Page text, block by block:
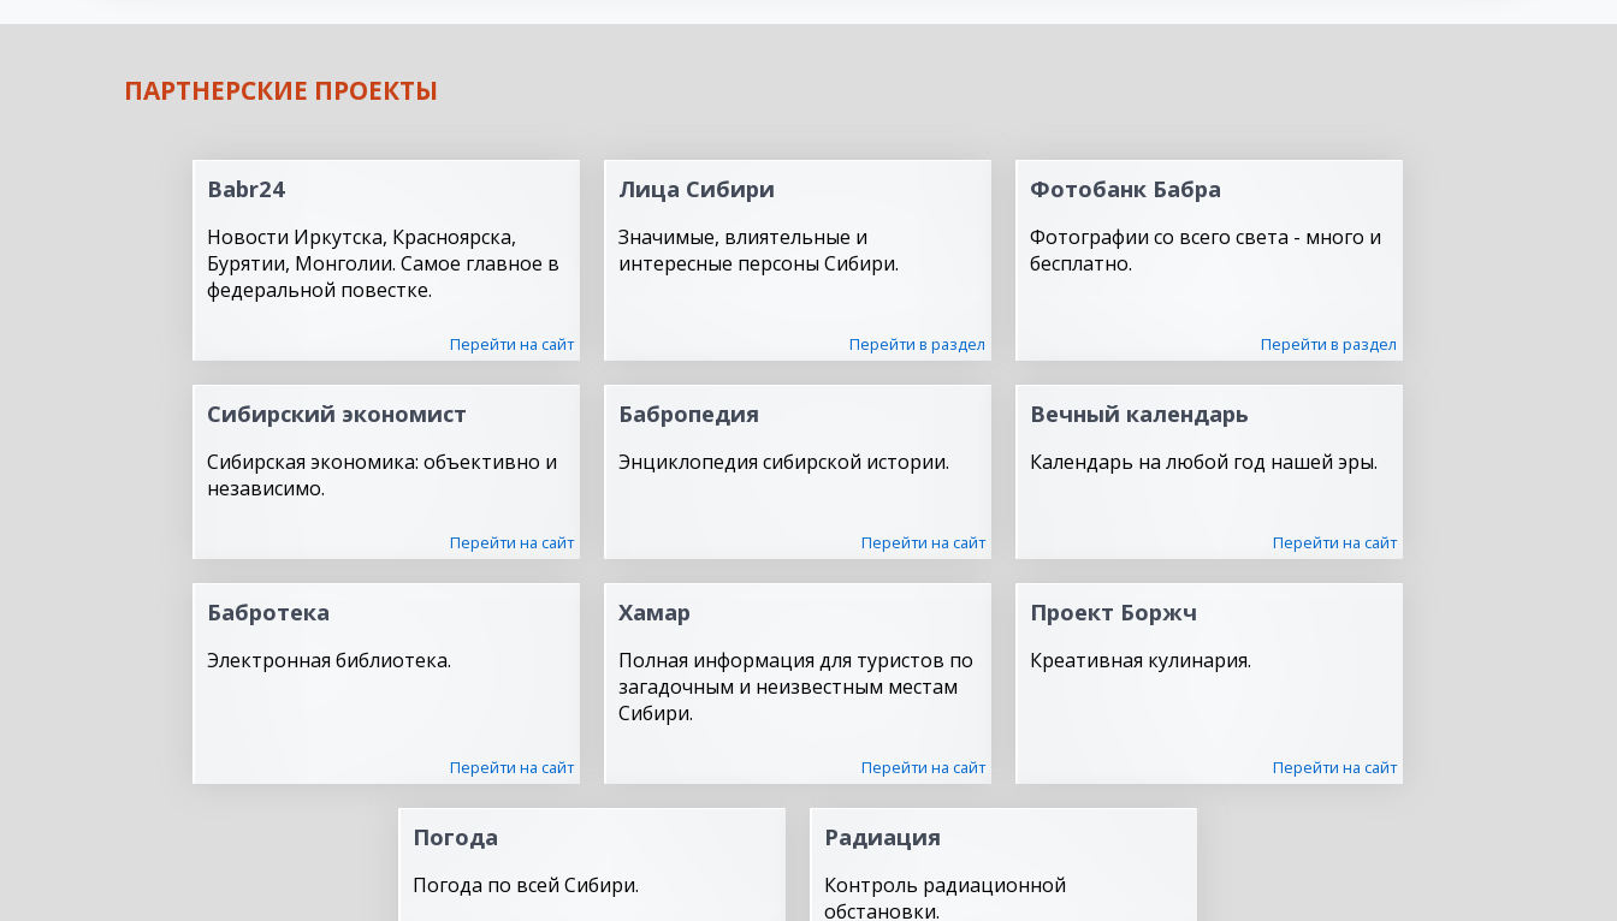
ПАРТНЕРСКИЕ ПРОЕКТЫ
Babr24
Новости Иркутска, Красноярска,
Бурятии, Монголии. Самое главное в
федеральной повестке.
Перейти на сайт
Лица Сибири
Значимые, влиятельные и
интересные персоны Сибири.
Перейти в раздел
Фотобанк Бабра
Фотографии со всего света - много и
бесплатно.
Перейти в раздел
Сибирский экономист
Сибирская экономика: объективно и
независимо.
Перейти на сайт
Бабропедия
Энциклопедия сибирской истории.
Перейти на сайт
Вечный календарь
Календарь на любой год нашей эры.
Перейти на сайт
Бабротека
Электронная библиотека.
Перейти на сайт
Хамар
Полная информация для туристов по
загадочным и неизвестным местам
Сибири.
Перейти на сайт
Проект Боржч
Креативная кулинария.
Перейти на сайт
Погода
Погода по всей Сибири.
Радиация
Контроль радиационной
обстановки.